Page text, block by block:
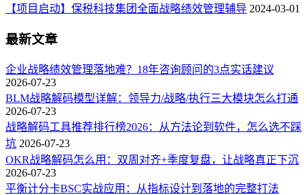
【项目启动】保税科技集团全面战略绩效管理辅导 2024-03-01
最新文章
企业战略绩效管理落地难？18年咨询顾问的3点实话建议
2026-07-23
BLM战略解码模型详解：领导力/战略/执行三大模块怎么打通
2026-07-23
战略解码工具推荐排行榜2026：从方法论到软件，怎么选不踩
坑 2026-07-23
OKR战略解码怎么用：双周对齐+季度复盘，让战略真正下沉
2026-07-23
平衡计分卡BSC实战应用：从指标设计到落地的完整打法